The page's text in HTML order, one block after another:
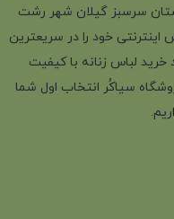
سرسبز گیلان شهر رشت
خود را در سریعترین
لباس زنانه با کیفیت
سیاکُر انتخاب اول شما